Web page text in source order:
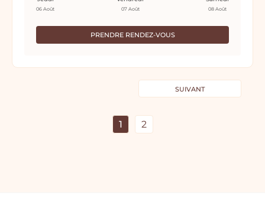
PRENDRE RENDEZ-VOUS
06 Août 07 Août 08 Août
SUIVANT
1 2